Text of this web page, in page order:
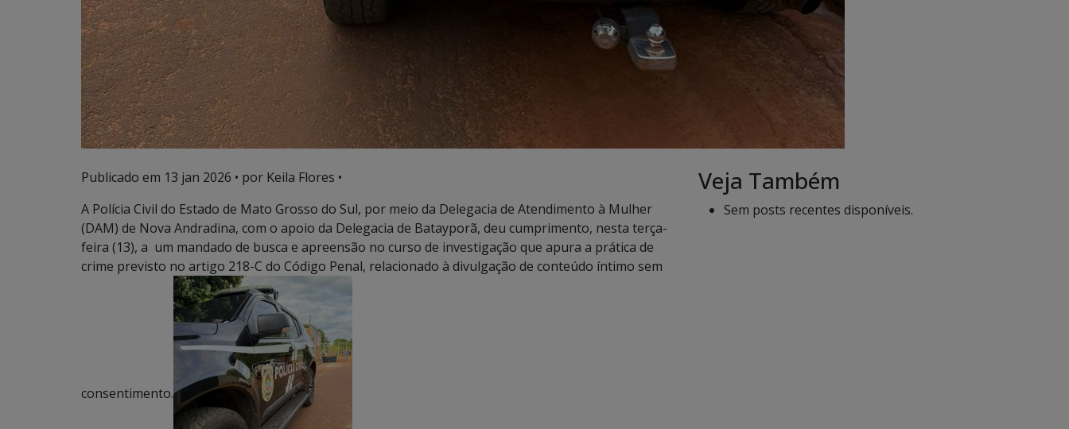
Publicado em 13 jan 2026 • por Keila Flores •
A Polícia Civil do Estado de Mato Grosso do Sul, por meio da Delegacia de Atendimento à Mulher
(DAM) de Nova Andradina, com o apoio da Delegacia de Batayporã, deu cumprimento, nesta terça-
feira (13), a um mandado de busca e apreensão no curso de investigação que apura a prática de
crime previsto no artigo 218-C do Código Penal, relacionado à divulgação de conteúdo íntimo sem
consentimento.
Veja Também
Sem posts recentes disponíveis.